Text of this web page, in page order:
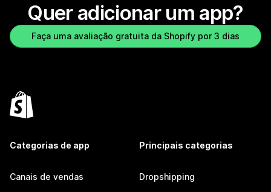
Quer adicionar um app?
Faça uma avaliação gratuita da Shopify por 3 dias
Categorias de app
Canais de vendas
Principais categorias
Dropshipping